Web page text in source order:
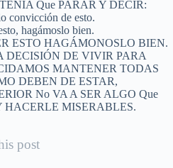
Que PARAR Y DECIR:
convicción de esto.
hagámoslo bien.
ESTO HAGÁMONOSLO BIEN.
DECISIÓN DE VIVIR PARA
MANTENER TODAS
DEBEN DE ESTAR,
No VA A SER ALGO Que
HACERLE MISERABLES.
post